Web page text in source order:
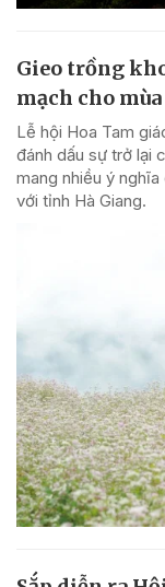
Gieo trồng
mạch cho
Lễ hội Hoa Tam
đánh dấu sự trở lại
mang nhiều ý
với tỉnh Hà Giang.